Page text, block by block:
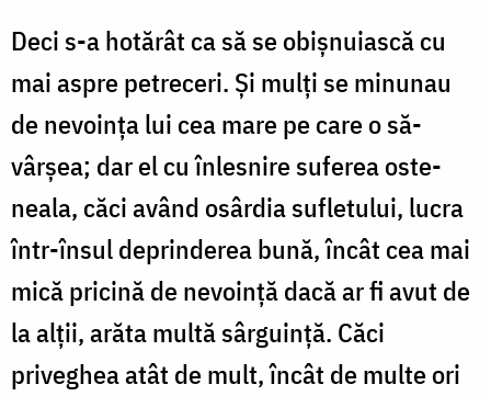
Deci s-a hotărât ca să se obișnuiască cu
mai aspre pe­tre­­ceri. Și mulți se minunau
de nevoința lui cea mare pe care o să­
vârșea; dar el cu înlesnire suferea os­te­
neala, căci având osârdia sufletului, lucra
într-însul de­prinderea bună, încât cea mai
mică pricină de ne­voință dacă ar fi avut de
la alții, arăta multă sâr­guință. Căci
priveghea atât de mult, încât de multe ori